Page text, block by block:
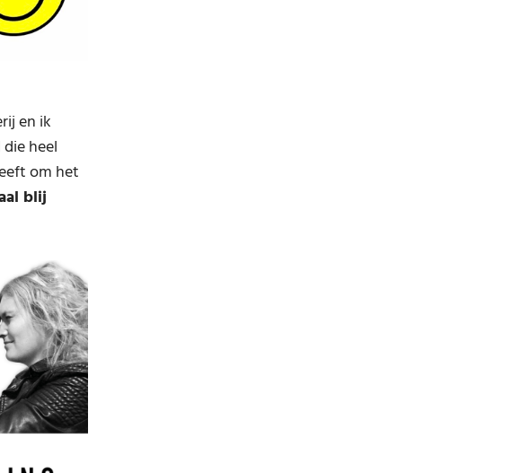
en ik
heel
om het
blij